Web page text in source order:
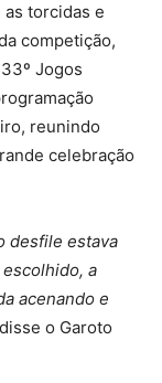
torcidas e
competição,
Jogos
reunindo
celebração
desfile estava
a
acenando e
disse o Garoto